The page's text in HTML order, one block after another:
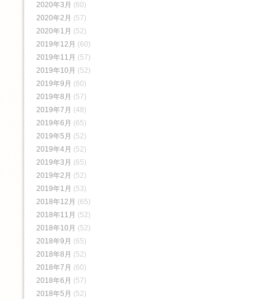
2020年3月 (60)
2020年2月 (57)
2020年1月 (52)
2019年12月 (60)
2019年11月 (57)
2019年10月 (52)
2019年9月 (60)
2019年8月 (57)
2019年7月 (48)
2019年6月 (65)
2019年5月 (52)
2019年4月 (52)
2019年3月 (65)
2019年2月 (52)
2019年1月 (53)
2018年12月 (65)
2018年11月 (52)
2018年10月 (52)
2018年9月 (65)
2018年8月 (52)
2018年7月 (60)
2018年6月 (57)
2018年5月 (52)